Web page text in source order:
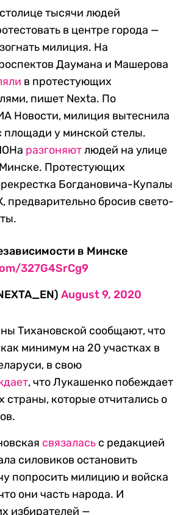
тысячи людей
в центре города —
милиция. На
Даумана и Машерова
в протестующих
пишет Nexta. По
Новости, милиция вытеснила
у минской стелы.
разгоняютлюдей на улице
Протестующих
Богдановича-Купалы
предварительно бросив свето-
в Минске
327G4SrCg9
August 9, 2020
Тихановской сообщают, что
минимум на 20 участках в
в свою
, что Лукашенко побеждает
страны, которые отчитались о
связалась с редакцией
силовиков остановить
попросить милицию и войска
они часть народа. И
избирателей —